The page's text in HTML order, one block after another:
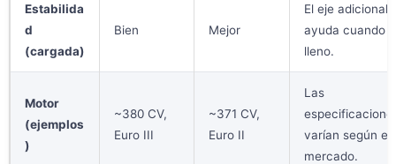
Estabilida
d
(cargada)
Bien Mejor
El eje adicional
ayuda cuando
lleno.
Motor
(ejemplos
)
~380 CV,
Euro III
~371 CV,
Euro II
Las
varían según el
mercado.